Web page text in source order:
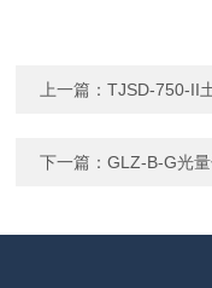
上一篇：TJSD-750-II
下一篇：GLZ-B-G光